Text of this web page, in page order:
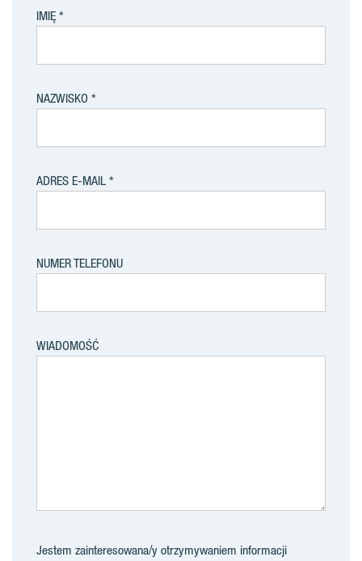
IMIĘ
NAZWISKO
ADRES E-MAIL
NUMER TELEFONU
WIADOMOŚĆ
Jestem zainteresowana/y otrzymywaniem informacji